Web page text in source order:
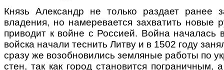
Князь Александр не только раздает ранее
владения, но намеревается захватить новые
приводит к войне с Россией. Война началась
войска начали теснить Литву и в 1502 году
сразу же возобновились земляные работы по
стен, так как город становится пограничным,